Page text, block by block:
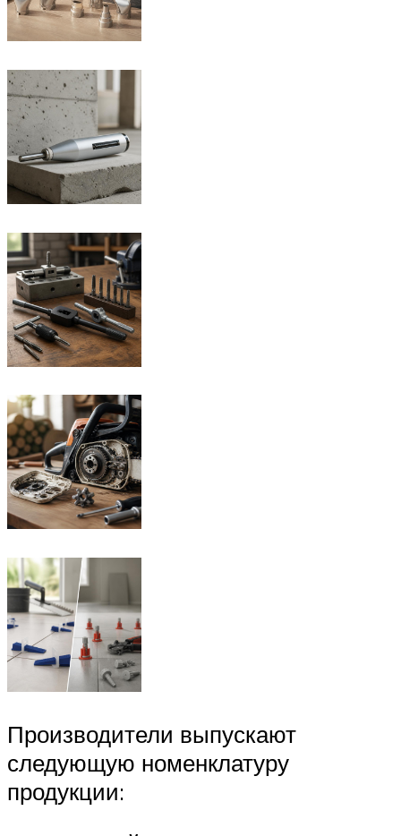
Производители выпускают
следующую номенклатуру
продукции: